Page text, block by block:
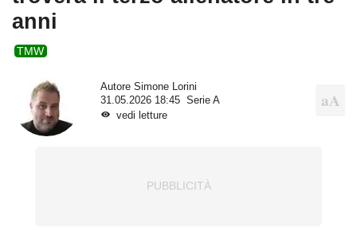
anni
TMW
Autore Simone Lorini
31.05.2026 18:45
Serie A
vedi letture